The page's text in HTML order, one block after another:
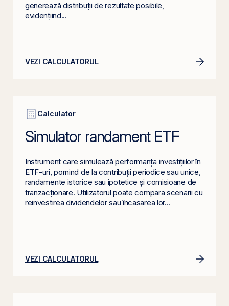
generează distribuții de rezultate posibile,
evidențiind...
VEZI CALCULATORUL
Calculator
Simulator randament ETF
Instrument care simulează performanța investițiilor în
ETF-uri, pornind de la contribuții periodice sau unice,
randamente istorice sau ipotetice și comisioane de
tranzacționare. Utilizatorul poate compara scenarii cu
reinvestirea dividendelor sau încasarea lor...
VEZI CALCULATORUL